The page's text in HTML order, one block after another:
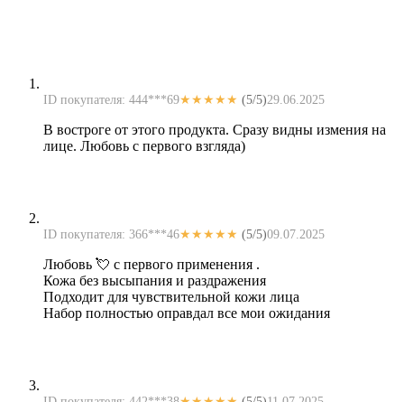
ID покупателя: 444***69★★★★★ (5/5)29.06.2025
В востроге от этого продукта. Сразу видны измения на
лице. Любовь с первого взгляда)
ID покупателя: 366***46★★★★★ (5/5)09.07.2025
Любовь 💘 с первого применения .
Кожа без высыпания и раздражения
Подходит для чувствительной кожи лица
Набор полностью оправдал все мои ожидания